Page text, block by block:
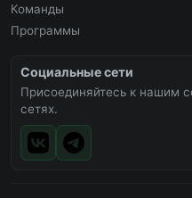
Команды
Программы
Социальные сети
Присоединяйтесь к нашим
сетях.